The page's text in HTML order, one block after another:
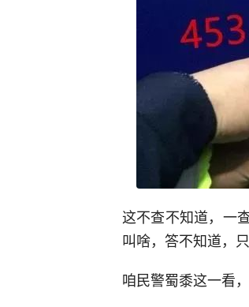
这不查不知道，一
叫啥，答不知道，
咱民警蜀黍这一看